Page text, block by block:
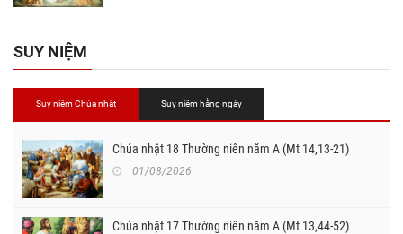
SUY NIỆM
Suy niệm Chúa nhật Suy niệm hằng ngày
Chúa nhật 18 Thường niên năm A (Mt 14,13-21)
01/08/2026
Chúa nhật 17 Thường niên năm A (Mt 13,44-52)